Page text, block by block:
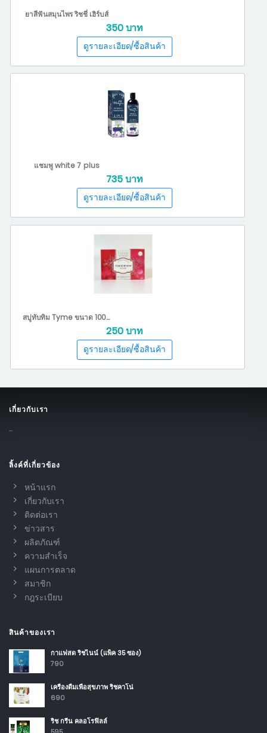
ยาสีฟันสมุนไพร ริชชี่ เฮิร์บส์
350 บาท
แชมพู white 7 plus
735 บาท
สบู่ทับทิม Tyme ขนาด 100 กรัม
250 บาท
เกี่ยวกับเรา
-
ลิ้งค์ที่เกี่ยวข้อง
หน้าแรก
เกี่ยวกับเรา
ติดต่อเรา
ข่าวสาร
ผลิตภัณฑ์
ความสำเร็จ
แผนการตลาด
สมาชิก
กฎระเบียบ
สินค้าของเรา
กาแฟสด ริชไนน์ (แพ็ค 35 ซอง)
790
เครื่องดื่มเพื่อสุขภาพ ริชคาโน่
690
ริช กรีน คลอโรฟิลล์